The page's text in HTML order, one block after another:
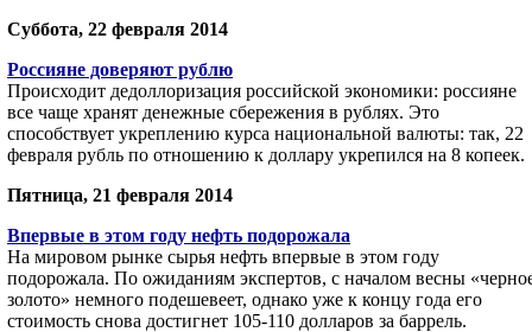
Суббота, 22 февраля 2014
Россияне доверяют рублю
Происходит дедоллоризация российской экономики: россияне
все чаще хранят денежные сбережения в рублях. Это
способствует укреплению курса национальной валюты: так, 22
февраля рубль по отношению к доллару укрепился на 8 копеек.
Пятница, 21 февраля 2014
Впервые в этом году нефть подорожала
На мировом рынке сырья нефть впервые в этом году
подорожала. По ожиданиям экспертов, с началом весны
золото» немного подешевеет, однако уже к концу года его
стоимость снова достигнет 105-110 долларов за баррель.